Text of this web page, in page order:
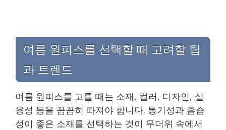
여름 원피스를 선택할 때 고려할 팁
과 트렌드
여름 원피스를 고를 때는 소재, 컬러, 디자인, 실
용성 등을 꼼꼼히 따져야 합니다. 통기성과 흡습
성이 좋은 소재를 선택하는 것이 무더위 속에서